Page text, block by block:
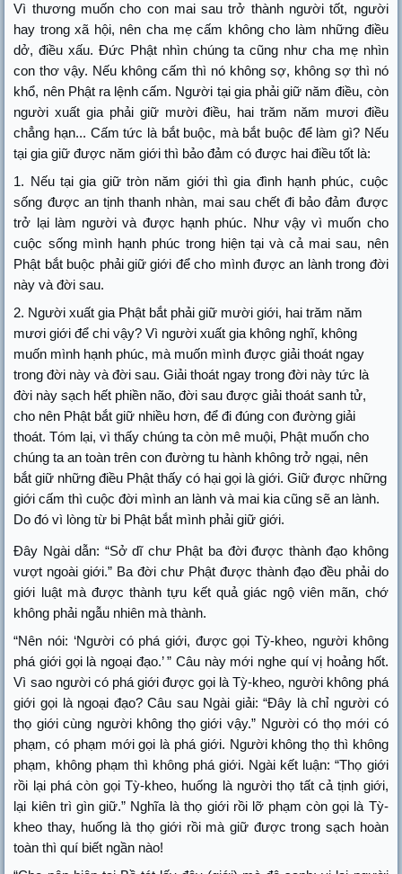
Vì thương muốn cho con mai sau trở thành người tốt, người
hay trong xã hội, nên cha mẹ cấm không cho làm những điều
dở, điều xấu. Đức Phật nhìn chúng ta cũng như cha mẹ nhìn
con thơ vậy. Nếu không cấm thì nó không sợ, không sợ thì nó
khổ, nên Phật ra lệnh cấm. Người tại gia phải giữ năm điều, còn
người xuất gia phải giữ mười điều, hai trăm năm mươi điều
chẳng hạn... Cấm tức là bắt buộc, mà bắt buộc để làm gì? Nếu
tại gia giữ được năm giới thì bảo đảm có được hai điều tốt là:
1. Nếu tại gia giữ tròn năm giới thì gia đình hạnh phúc, cuộc
sống được an tịnh thanh nhàn, mai sau chết đi bảo đảm được
trở lại làm người và được hạnh phúc. Như vậy vì muốn cho
cuộc sống mình hạnh phúc trong hiện tại và cả mai sau, nên
Phật bắt buộc phải giữ giới để cho mình được an lành trong đời
này và đời sau.
2. Người xuất gia Phật bắt phải giữ mười giới, hai trăm năm
mươi giới để chi vậy? Vì người xuất gia không nghĩ, không
muốn mình hạnh phúc, mà muốn mình được giải thoát ngay
trong đời này và đời sau. Giải thoát ngay trong đời này tức là
đời này sạch hết phiền não, đời sau được giải thoát sanh tử,
cho nên Phật bắt giữ nhiều hơn, để đi đúng con đường giải
thoát. Tóm lại, vì thấy chúng ta còn mê muội, Phật muốn cho
chúng ta an toàn trên con đường tu hành không trở ngại, nên
bắt giữ những điều Phật thấy có hại gọi là giới. Giữ được những
giới cấm thì cuộc đời mình an lành và mai kia cũng sẽ an lành.
Do đó vì lòng từ bi Phật bắt mình phải giữ giới.
Đây Ngài dẫn: “Sở dĩ chư Phật ba đời được thành đạo không
vượt ngoài giới.” Ba đời chư Phật được thành đạo đều phải do
giới luật mà được thành tựu kết quả giác ngộ viên mãn, chớ
không phải ngẫu nhiên mà thành.
“Nên nói: ‘Người có phá giới, được gọi Tỳ-kheo, người không
phá giới gọi là ngoại đạo.’ ” Câu này mới nghe quí vị hoảng hốt.
Vì sao người có phá giới được gọi là Tỳ-kheo, người không phá
giới gọi là ngoại đạo? Câu sau Ngài giải: “Đây là chỉ người có
thọ giới cùng người không thọ giới vậy.” Người có thọ mới có
phạm, có phạm mới gọi là phá giới. Người không thọ thì không
phạm, không phạm thì không phá giới. Ngài kết luận: “Thọ giới
rồi lại phá còn gọi Tỳ-kheo, huống là người thọ tất cả tịnh giới,
lại kiên trì gìn giữ.” Nghĩa là thọ giới rồi lỡ phạm còn gọi là Tỳ-
kheo thay, huống là thọ giới rồi mà giữ được trong sạch hoàn
toàn thì quí biết ngần nào!